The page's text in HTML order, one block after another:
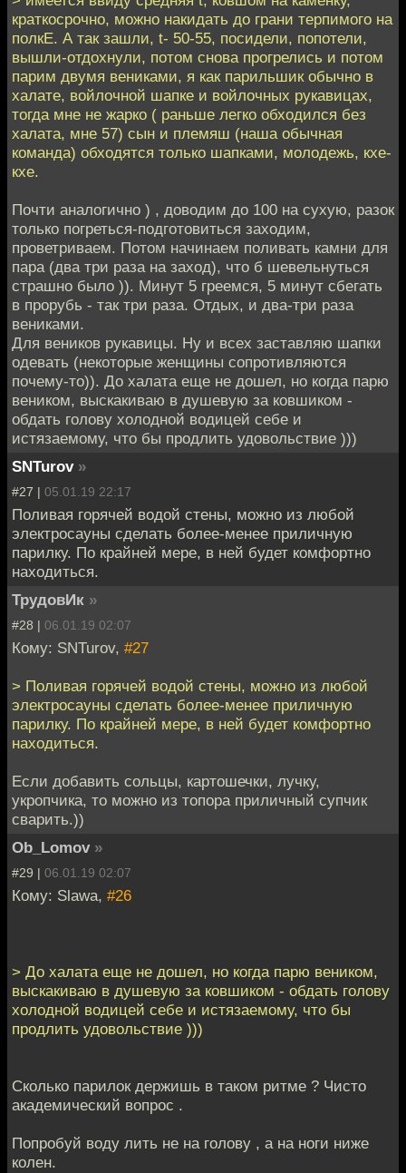
краткосрочно, можно накидать до грани терпимого на
полкЕ. А так зашли, t- 50-55, посидели, попотели,
вышли-отдохнули, потом снова прогрелись и потом
парим двумя вениками, я как парильшик обычно в
халате, войлочной шапке и войлочных рукавицах,
тогда мне не жарко ( раньше легко обходился без
халата, мне 57) сын и племяш (наша обычная
команда) обходятся только шапками, молодежь, кхе-
кхе.
Почти аналогично ) , доводим до 100 на сухую, разок
только погреться-подготовиться заходим,
проветриваем. Потом начинаем поливать камни для
пара (два три раза на заход), что б шевельнуться
страшно было )). Минут 5 греемся, 5 минут сбегать
в прорубь - так три раза. Отдых, и два-три раза
вениками.
Для веников рукавицы. Ну и всех заставляю шапки
одевать (некоторые женщины сопротивляются
почему-то)). До халата еще не дошел, но когда парю
веником, выскакиваю в душевую за ковшиком -
обдать голову холодной водицей себе и
истязаемому, что бы продлить удовольствие )))
SNTurov »
#27 | 05.01.19 22:17
Поливая горячей водой стены, можно из любой
электросауны сделать более-менее приличную
парилку. По крайней мере, в ней будет комфортно
находиться.
ТрудовИк »
#28 | 06.01.19 02:07
Кому: SNTurov, #27
> Поливая горячей водой стены, можно из любой
электросауны сделать более-менее приличную
парилку. По крайней мере, в ней будет комфортно
находиться.
Если добавить сольцы, картошечки, лучку,
укропчика, то можно из топора приличный супчик
сварить.))
Ob_Lomov »
#29 | 06.01.19 02:07
Кому: Slawa, #26
> До халата еще не дошел, но когда парю веником,
выскакиваю в душевую за ковшиком - обдать голову
холодной водицей себе и истязаемому, что бы
продлить удовольствие )))
Сколько парилок держишь в таком ритме ? Чисто
академический вопрос .
Попробуй воду лить не на голову , а на ноги ниже
колен.